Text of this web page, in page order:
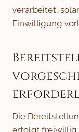
verarbeitet,
Einwilligung
Die
erfolgt freiwillig,